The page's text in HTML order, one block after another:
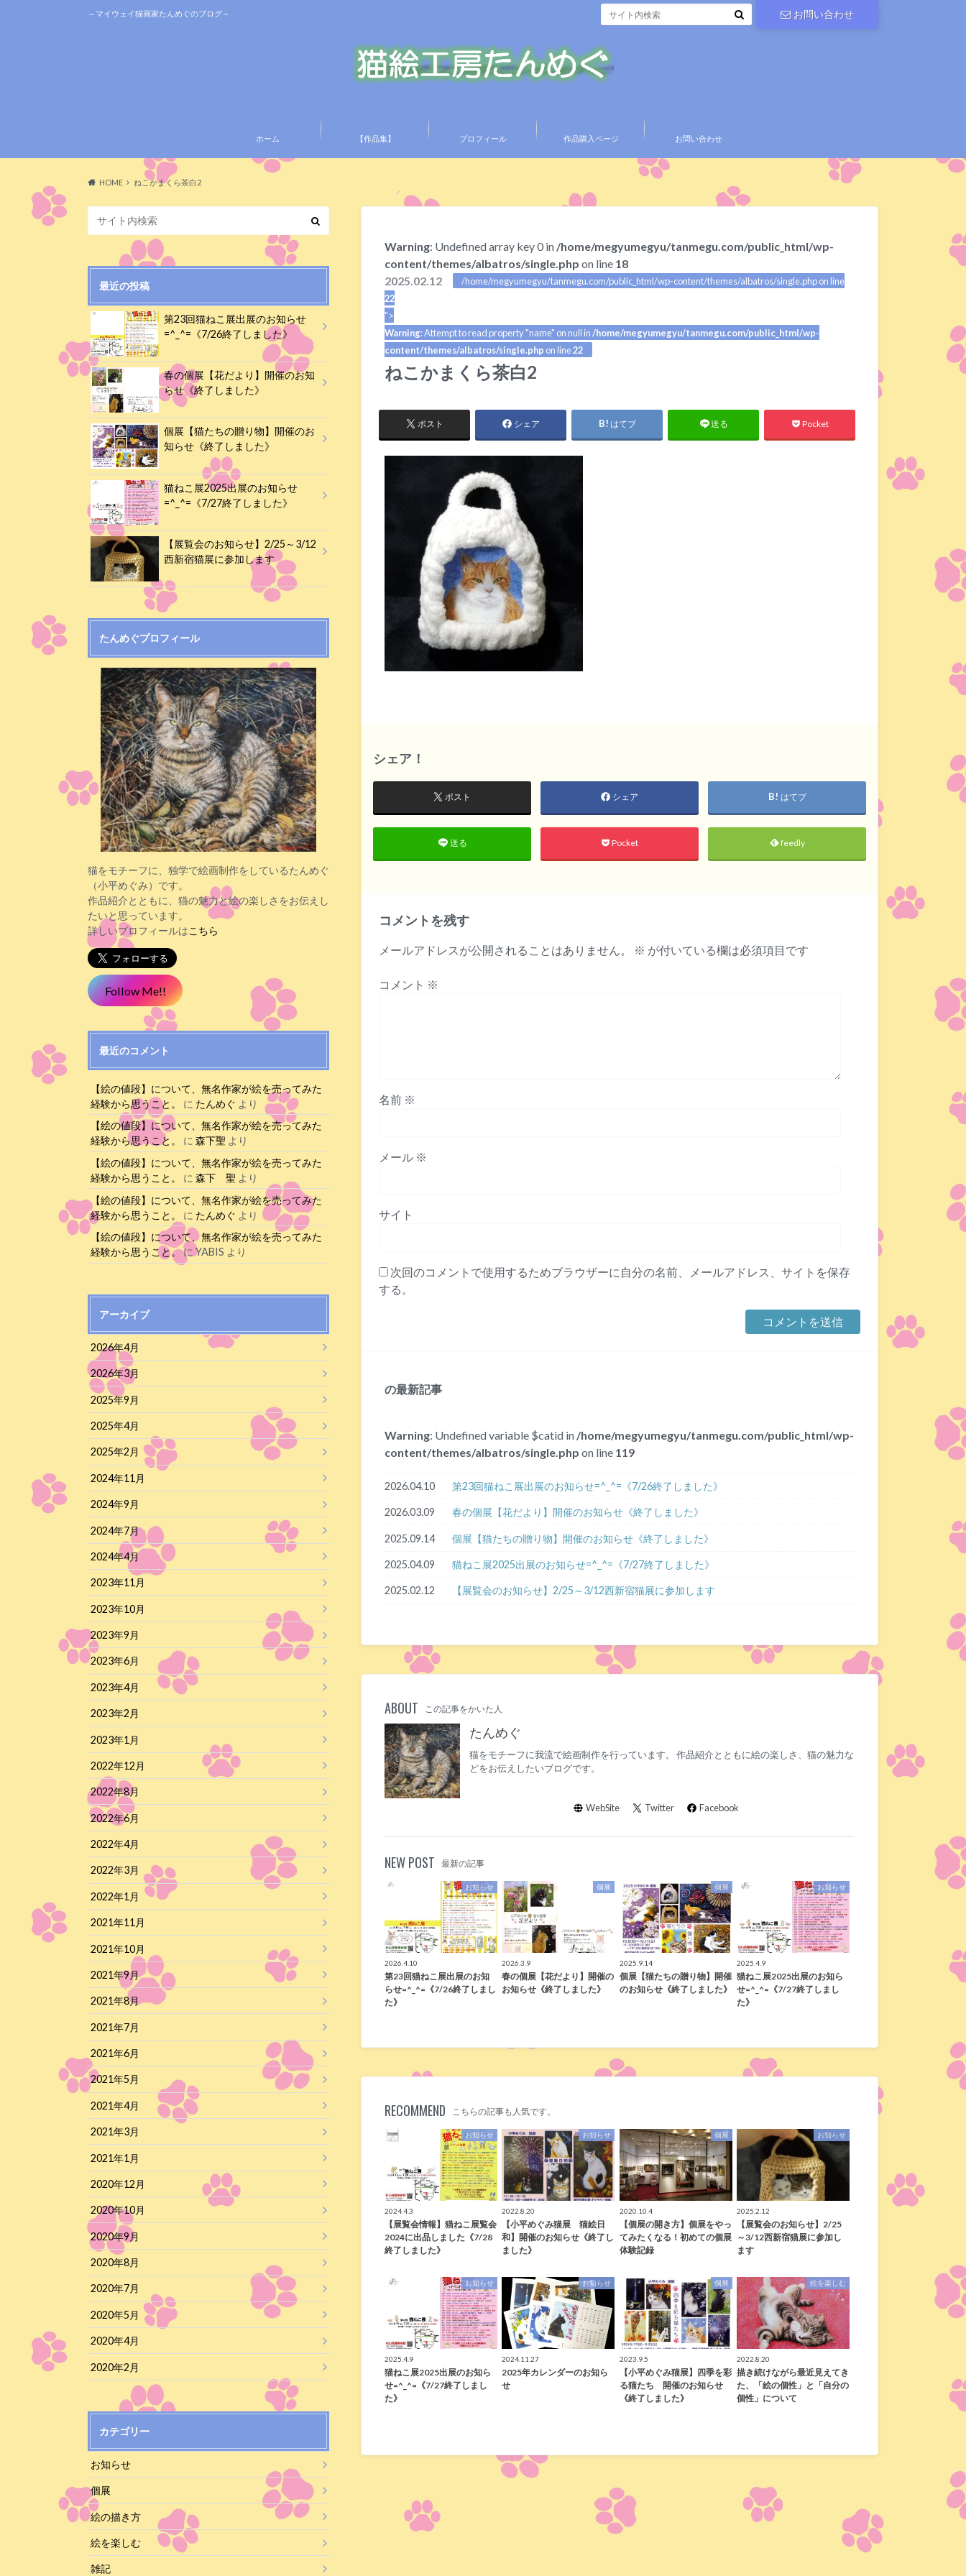
～マイウェイ猫画家たんめぐのブログ～ お問い合わせ
ホーム 【作品集】 プロフィール 作品購入ページ お問い合わせ
HOME ねこかまくら茶白2
Warning: Undefined array key 0 in /home/megyumegyu/tanmegu.com/public_html/wp-
content/themes/albatros/single.php on line 18
2025.02.12
/home/megyumegyu/tanmegu.com/public_html/wp-content/themes/albatros/single.php on line
22
">
Warning: Attempt to read property "name" on null in/home/megyumegyu/tanmegu.com/public_html/wp-
content/themes/albatros/single.php on line22
ねこかまくら茶白2
ポスト シェア はてブ 送る Pocket
シェア！
ポスト シェア はてブ
送る Pocket feedly
コメントを残す
メールアドレスが公開されることはありません。 ※ が付いている欄は必須項目です
コメント ※
名前 ※
メール ※
サイト
次回のコメントで使用するためブラウザーに自分の名前、メールアドレス、サイトを保存
する。
の最新記事
Warning: Undefined variable $catid in /home/megyumegyu/tanmegu.com/public_html/wp-
content/themes/albatros/single.php on line 119
2026.04.10 第23回猫ねこ展出展のお知らせ=^_^=《7/26終了しました》
2026.03.09 春の個展【花だより】開催のお知らせ《終了しました》
2025.09.14 個展【猫たちの贈り物】開催のお知らせ《終了しました》
2025.04.09 猫ねこ展2025出展のお知らせ=^_^=《7/27終了しました》
2025.02.12 【展覧会のお知らせ】2/25～3/12西新宿猫展に参加します
ABOUT この記事をかいた人
たんめぐ
猫をモチーフに我流で絵画制作を行っています。 作品紹介とともに絵の楽しさ、猫の魅力な
どをお伝えしたいブログです。
WebSite Twitter Facebook
NEW POST 最新の記事
お知らせ
2026.4.10
第23回猫ねこ展出展のお知
らせ=^_^=《7/26終了しまし
た》
個展
2026.3.9
春の個展【花だより】開催の
お知らせ《終了しました》
個展
2025.9.14
個展【猫たちの贈り物】開催
のお知らせ《終了しました》
お知らせ
2025.4.9
猫ねこ展2025出展のお知ら
せ=^_^=《7/27終了しまし
た》
RECOMMEND こちらの記事も人気です。
お知らせ
2024.4.3
【展覧会情報】猫ねこ展覧会
2024に出品しました《7/28
終了しました》
お知らせ
2022.8.20
【小平めぐみ猫展 猫絵日
和】開催のお知らせ《終了し
ました》
個展
2020.10.4
【個展の開き方】個展をやっ
てみたくなる！初めての個展
体験記録
お知らせ
2025.2.12
【展覧会のお知らせ】2/25
～3/12西新宿猫展に参加し
ます
お知らせ
2025.4.9
猫ねこ展2025出展のお知ら
せ=^_^=《7/27終了しまし
た》
お知らせ
2024.11.27
2025年カレンダーのお知ら
せ
個展
2023.9.5
【小平めぐみ猫展】四季を彩
る猫たち 開催のお知らせ
《終了しました》
絵を楽しむ
2022.8.20
描き続けながら最近見えてき
た、「絵の個性」と「自分の
個性」について
最近の投稿
第23回猫ねこ展出展のお知らせ
=^_^=《7/26終了しました》
春の個展【花だより】開催のお知
らせ《終了しました》
個展【猫たちの贈り物】開催のお
知らせ《終了しました》
猫ねこ展2025出展のお知らせ
=^_^=《7/27終了しました》
【展覧会のお知らせ】2/25～3/12
西新宿猫展に参加します
たんめぐプロフィール
猫をモチーフに、独学で絵画制作をしているたんめぐ
（小平めぐみ）です。
作品紹介とともに、猫の魅力と絵の楽しさをお伝えし
たいと思っています。
詳しいプロフィールはこちら
Follow Me!!
最近のコメント
【絵の値段】について、無名作家が絵を売ってみた
経験から思うこと。
に たんめぐ より
【絵の値段】について、無名作家が絵を売ってみた
経験から思うこと。
に森下聖 より
【絵の値段】について、無名作家が絵を売ってみた
経験から思うこと。
に森下 聖 より
【絵の値段】について、無名作家が絵を売ってみた
経験から思うこと。
に たんめぐ より
【絵の値段】について、無名作家が絵を売ってみた
経験から思うこと。にYABIS より
アーカイブ
2026年4月
2026年3月
2025年9月
2025年4月
2025年2月
2024年11月
2024年9月
2024年7月
2024年4月
2023年11月
2023年10月
2023年9月
2023年6月
2023年4月
2023年2月
2023年1月
2022年12月
2022年8月
2022年6月
2022年4月
2022年3月
2022年1月
2021年11月
2021年10月
2021年9月
2021年8月
2021年7月
2021年6月
2021年5月
2021年4月
2021年3月
2021年1月
2020年12月
2020年10月
2020年9月
2020年8月
2020年7月
2020年5月
2020年4月
2020年2月
カテゴリー
お知らせ
個展
絵の描き方
絵を楽しむ
雑記